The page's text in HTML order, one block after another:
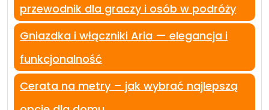
przewodnik dla graczy i osób w podróży
Gniazdka i włączniki Aria — elegancja i
funkcjonalność
Cerata na metry – jak wybrać najlepszą